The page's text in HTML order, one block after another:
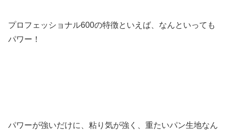
プロフェッショナル600の特徴といえば、なんといっても
パワー！
パワーが強いだけに、粘り気が強く、重たいパン生地なん